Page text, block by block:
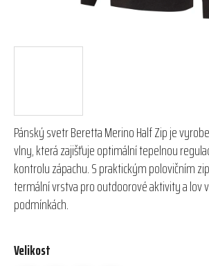
Pánský svetr Beretta Merino Half Zip je
vlny, která zajišťuje optimální tepelnou
kontrolu zápachu. S praktickým polovičním
termální vrstva pro outdoorové aktivity a lov
podmínkách.
Velikost